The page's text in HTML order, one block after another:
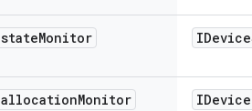
stateMonitor IDevice
allocationMonitor IDevice